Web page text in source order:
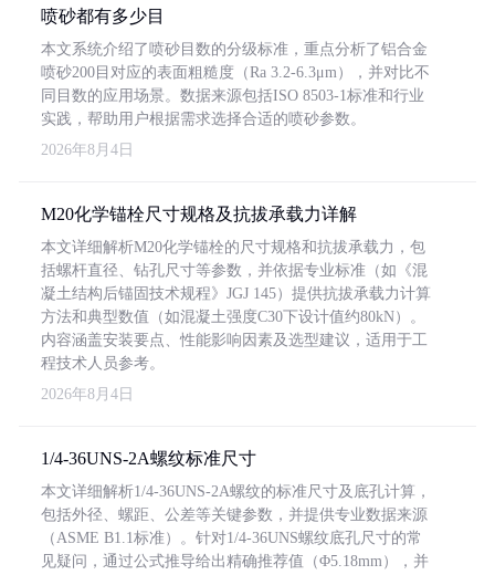
喷砂都有多少目
本文系统介绍了喷砂目数的分级标准，重点分析了铝合金
喷砂200目对应的表面粗糙度（Ra 3.2-6.3μm），并对比不
同目数的应用场景。数据来源包括ISO 8503-1标准和行业
实践，帮助用户根据需求选择合适的喷砂参数。
2026年8月4日
M20化学锚栓尺寸规格及抗拔承载力详解
本文详细解析M20化学锚栓的尺寸规格和抗拔承载力，包
括螺杆直径、钻孔尺寸等参数，并依据专业标准（如《混
凝土结构后锚固技术规程》JGJ 145）提供抗拔承载力计算
方法和典型数值（如混凝土强度C30下设计值约80kN）。
内容涵盖安装要点、性能影响因素及选型建议，适用于工
程技术人员参考。
2026年8月4日
1/4-36UNS-2A螺纹标准尺寸
本文详细解析1/4-36UNS-2A螺纹的标准尺寸及底孔计算，
包括外径、螺距、公差等关键参数，并提供专业数据来源
（ASME B1.1标准）。针对1/4-36UNS螺纹底孔尺寸的常
见疑问，通过公式推导给出精确推荐值（Φ5.18mm），并